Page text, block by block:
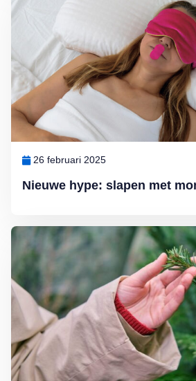
Nieuwe hype: slapen met
26 februari 2025
Lees meer over Dokter Ted van Essen: